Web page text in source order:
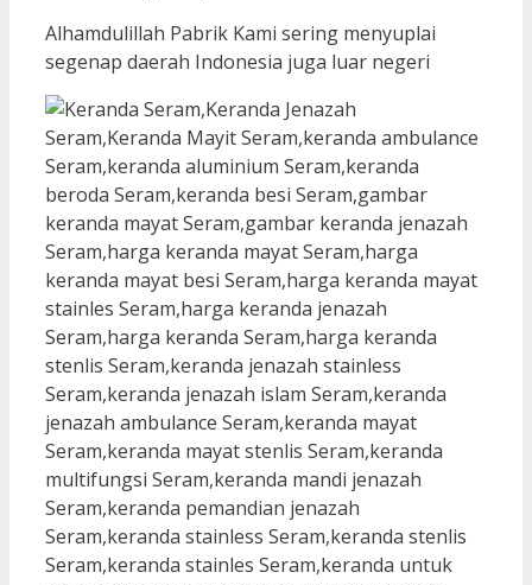
Alhamdulillah Pabrik Kami sering menyuplai
segenap daerah Indonesia juga luar negeri